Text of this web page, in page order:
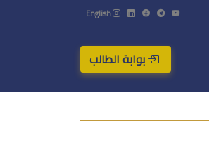
English
بوابة الطالب